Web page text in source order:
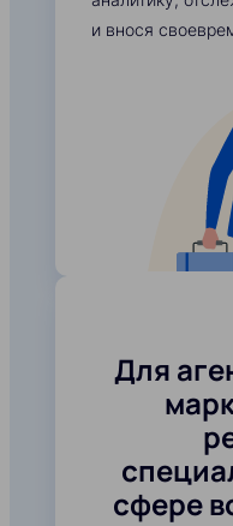
и внося
Для
сфере